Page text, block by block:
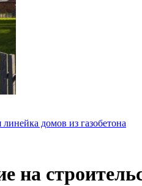
домов из газобетона
на